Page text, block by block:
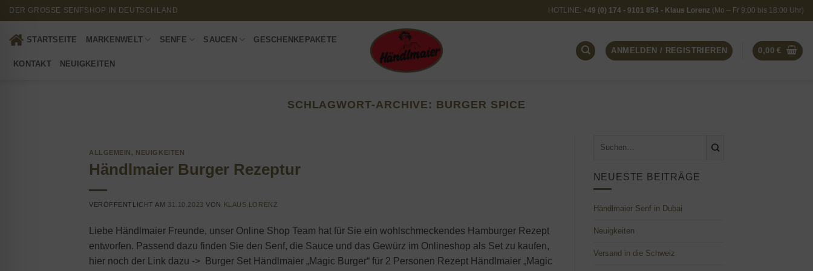
Zum
Inhalt
springen
DER GROSSE SENFSHOP IN DEUTSCHLAND HOTLINE: +49 (0) 174 - 9101 854 - Klaus Lorenz (Mo – Fr 9:00 bis 18:00 Uhr)
STARTSEITE MARKENWELT SENFE SAUCEN GESCHENKEPAKETE
KONTAKT NEUIGKEITEN
ANMELDEN / REGISTRIEREN 0,00€
SCHLAGWORT-ARCHIVE: BURGER SPICE
ALLGEMEIN , NEUIGKEITEN
Händlmaier Burger Rezeptur
VERÖFFENTLICHT AM 31.10.2023 VON KLAUS LORENZ
Liebe Händlmaier Freunde, unser Online Shop Team hat für Sie ein wohlschmeckendes Hamburger Rezept
entworfen. Passend dazu finden Sie den Senf, die Sauce und das Gewürz im Onlineshop als Set zu kaufen,
hier noch der Link dazu -> Burger Set Händlmaier „Magic Burger“ für 2 Personen Rezept Händlmaier „Magic
NEUESTE BEITRÄGE
Händlmaier Senf in Dubai
Neuigkeiten
Versand in die Schweiz